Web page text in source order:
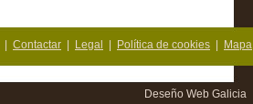
Contactar Legal Política de cookies Mapa
Deseño Web Galicia